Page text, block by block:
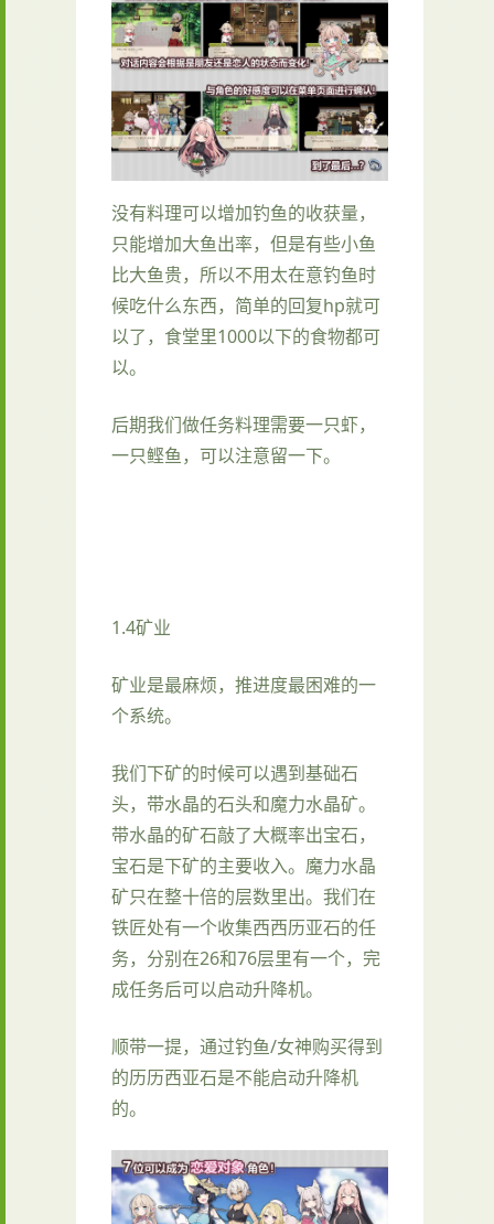
没有料理可以增加钓鱼的收获量，
只能增加大鱼出率，但是有些小鱼
比大鱼贵，所以不用太在意钓鱼时
候吃什么东西，简单的回复hp就可
以了，食堂里1000以下的食物都可
以。
后期我们做任务料理需要一只虾，
一只鲣鱼，可以注意留一下。
1.4矿业
矿业是最麻烦，推进度最困难的一
个系统。
我们下矿的时候可以遇到基础石
头，带水晶的石头和魔力水晶矿。
带水晶的矿石敲了大概率出宝石，
宝石是下矿的主要收入。魔力水晶
矿只在整十倍的层数里出。我们在
铁匠处有一个收集西西历亚石的任
务，分别在26和76层里有一个，完
成任务后可以启动升降机。
顺带一提，通过钓鱼/女神购买得到
的历历西亚石是不能启动升降机
的。